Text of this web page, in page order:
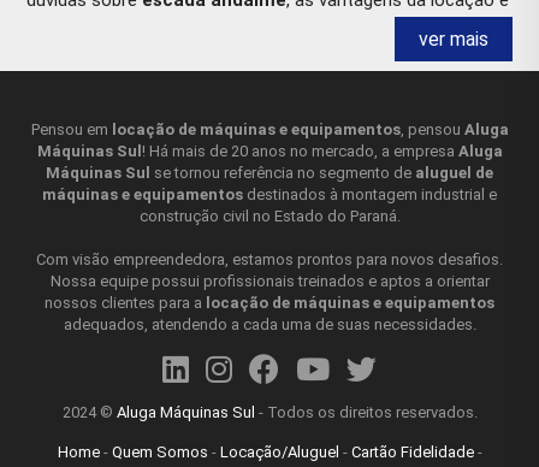
Aescada andaime, como o nome já sugere, é uma escada
projetada especificamente para ser usada em conjunto com
um andaime. Ela fornece uma forma segura e fácil de
acessar diferentes alturas no andaime, e se encaixa no
andaime de maneira segura e estável. A
andaimegeralmente é feita de material resistente, como
aço ou alumínio, contendo degraus largos e antiderrapantes
para garantir a segurança dos trabalhadores. Algumas
escadas também incluem barras de segurança para ajudar a
manter o equilíbrio durante o uso. Além disso, a
é obrigatória e deve estar de acordo com as
normas técnicas. É importante certificar-se de que as
de andaime em uso e que estejam instaladas corretamente
ver mais
Pensou em locação de máquinas e equipamentos, pensou Aluga
Máquinas Sul ! Há mais de 20 anos no mercado, a empresa Aluga
Máquinas Sul se tornou referência no segmento de aluguel de
máquinas e equipamentos destinados à montagem industrial e
construção civil no Estado do Paraná.
Com visão empreendedora, estamos prontos para novos desafios.
Nossa equipe possui profissionais treinados e aptos a orientar
nossos clientes para a locação de máquinas e equipamentos
adequados, atendendo a cada uma de suas necessidades.
2024 © Aluga Máquinas Sul - Todos os direitos reservados.
Home- Quem Somos - Locação/Aluguel - Cartão Fidelidade-